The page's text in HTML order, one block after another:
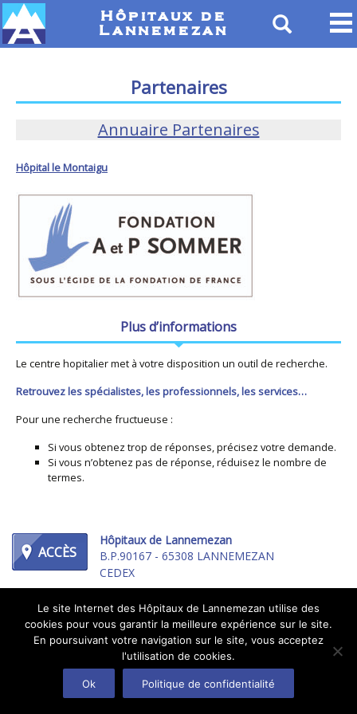
Hôpitaux de
Lannemezan
Partenaires
Annuaire Partenaires
Hôpital le Montaigu
Plus d’informations
Le centre hopitalier met à votre disposition un outil de recherche.
Retrouvez les spécialistes, les professionnels, les services…
Pour une recherche fructueuse :
Si vous obtenez trop de réponses, précisez votre demande.
Si vous n’obtenez pas de réponse, réduisez le nombre de
termes.
ACCÈS
Hôpitaux de Lannemezan
B.P.90167 - 65308 LANNEMEZAN
CEDEX
TÉL.
Tél : 05 62 99 55 55
Nous contacter
© 2026 Hôpitaux de Lannemezan
Le site Internet des Hôpitaux de Lannemezan utilise des
cookies pour vous garantir la meilleure expérience sur le site.
En poursuivant votre navigation sur le site, vous acceptez
l'utilisation de cookies.
Ok Politique de confidentialité